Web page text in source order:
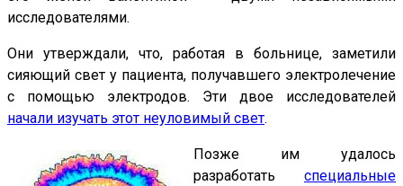
исследователями.
Они утверждали, что, работая в больнице, заметили
сияющий свет у пациента, получавшего электролечение
с помощью электродов. Эти двое исследователей
начали изучать этот неуловимый свет.
Позже им удалось
разработать специальные